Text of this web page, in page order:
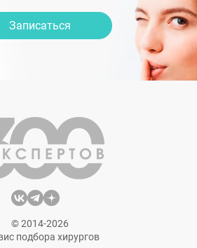
Записаться
© 2014-2026
подбора хирургов